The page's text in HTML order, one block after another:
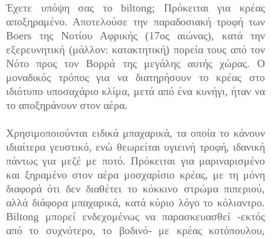
Έχετε υπόψη σας το biltong; Πρόκειται για κρέας
αποξηραμένο. Αποτελούσε την παραδοσιακή τροφή των
Boers της Νοτίου Αφρικής (17ος αιώνας), κατά την
εξερευνητική (μάλλον: κατακτητική) πορεία τους από τον
Νότο προς τον Βορρά της μεγάλης αυτής χώρας. Ο
μοναδικός τρόπος για να διατηρήσουν το κρέας στο
ιδιότυπο υποσαχάριο κλίμα, μετά από ένα κυνήγι, ήταν να
το αποξηράνουν στον αέρα.
Χρησιμοποιούνται ειδικά μπαχαρικά, τα οποία το κάνουν
ιδιαίτερα γευστικό, ενώ θεωρείται υγιεινή τροφή, ιδανική
πάντως για μεζέ με ποτό. Πρόκειται γιαμαριναρισμένο
και ξηραμένο στον αέρα μοσχαρίσιο κρέας, με τη μόνη
διαφορά ότι δεν διαθέτει το κόκκινο στρώμα πιπεριού,
αλλά διάφορα μπαχαρικά, κατά κύριο λόγο το κόλιαντρο.
Biltong μπορεί ενδεχομένως να παρασκευασθεί -εκτός
από το συχνότερο, το βοδινό- με κρέας κοτόπουλου,